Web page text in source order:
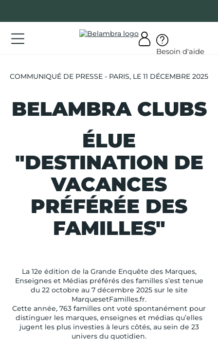
contenu
Besoin d'aide
COMMUNIQUÉ DE PRESSE - PARIS, LE 11 DÉCEMBRE 2025
BELAMBRA CLUBS
ÉLUE
"DESTINATION DE
VACANCES
PRÉFÉRÉE DES
FAMILLES"
La 12e édition de la Grande Enquête des Marques,
Enseignes et Médias préférés des familles s’est tenue
du 22 octobre au 7 décembre 2025 sur le site
MarquesetFamilles.fr.
Cette année, 763 familles ont voté spontanément pour
distinguer les marques, enseignes et médias qu’elles
jugent les plus investies à leurs côtés, au sein de 23
univers du quotidien.